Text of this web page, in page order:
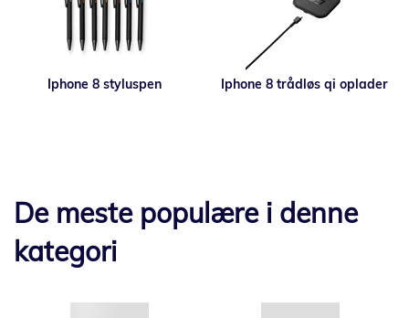
Iphone 8 styluspen Iphone 8 trådløs qi oplader
De meste populære i denne
kategori